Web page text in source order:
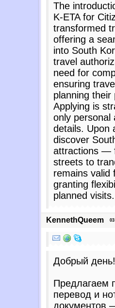
The
K-ETA for
transformed
offering a
into South
travel
need for
ensuring
planning their
Applying is
only personal
details. Upon
discover
attractions —
streets to
remains valid
granting
planned visits.
KennethQueem 03
Добрый день!
Предлагаем
перевод и
документов